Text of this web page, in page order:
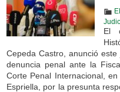
El
Cepeda Castro, anunció
denuncia penal ante la
Corte Penal Internacional,
Espriella, por la presunta